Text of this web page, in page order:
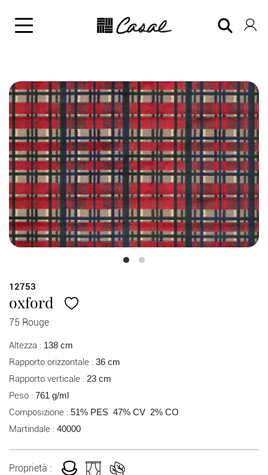
12753
oxford
75 Rouge
Altezza : 138 cm
Rapporto orizzontale : 36 cm
Rapporto verticale : 23 cm
Peso : 761 g/ml
Composizione : 51% PES 47% CV 2% CO
Martindale : 40000
Proprietà :